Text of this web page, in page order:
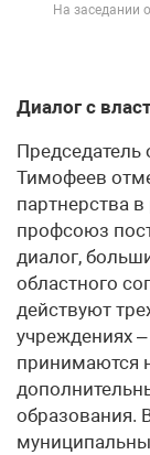
На заседании
Диалог с
Тимофеев
партнерства
профсоюз
диалог,
областного
действуют
учреждениях
принимаются
образования.